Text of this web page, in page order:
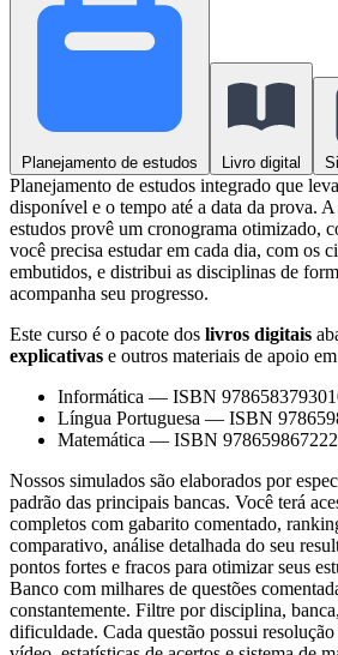
Planejamento de estudos Livro digital
Planejamento de estudos integrado que
disponível e o tempo até a data da prova.
estudos provê um cronograma otimizado,
você precisa estudar em cada dia, com os
embutidos, e distribui as disciplinas de
acompanha seu progresso.
Este curso é o pacote dos livros digitais
explicativas e outros materiais de apoio
Informática — ISBN
Língua Portuguesa — ISBN
Matemática — ISBN
Nossos simulados são elaborados por
padrão das principais bancas. Você terá
completos com gabarito comentado,
comparativo, análise detalhada do seu
pontos fortes e fracos para otimizar seus
Banco com milhares de questões
constantemente. Filtre por disciplina,
dificuldade. Cada questão possui